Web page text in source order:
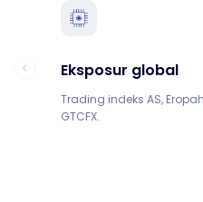
Eksposur global
Trading indeks AS,
GTCFX.